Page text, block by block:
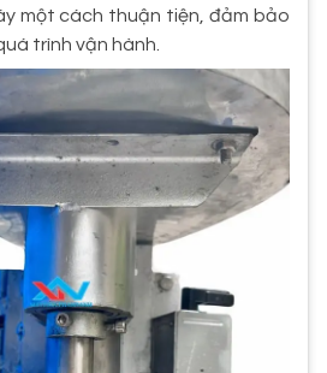
một cách thuận tiện, đảm bảo
trình vận hành.